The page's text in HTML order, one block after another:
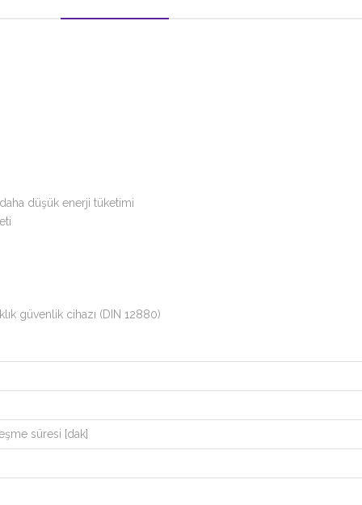
düşük enerji tüketimi
güvenlik cihazı (DIN 12880)
süresi [dak]